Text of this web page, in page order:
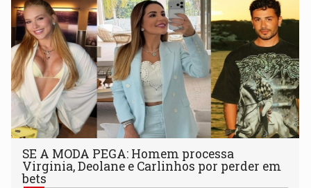
SE A MODA PEGA: Homem processa
Virginia, Deolane e Carlinhos por perder em
bets